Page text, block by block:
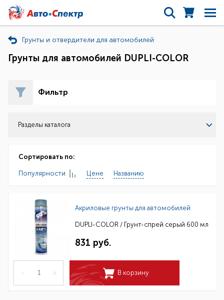
Грунты и отвердители для автомобилей
Грунты для автомобилей DUPLI-COLOR
Фильтр
Разделы каталога
Сортировать по:
Популярности Цене Названию
Акриловые грунты для автомобилей
DUPLI-COLOR / Грунт-спрей серый 600 мл
831 руб.
– + В корзину